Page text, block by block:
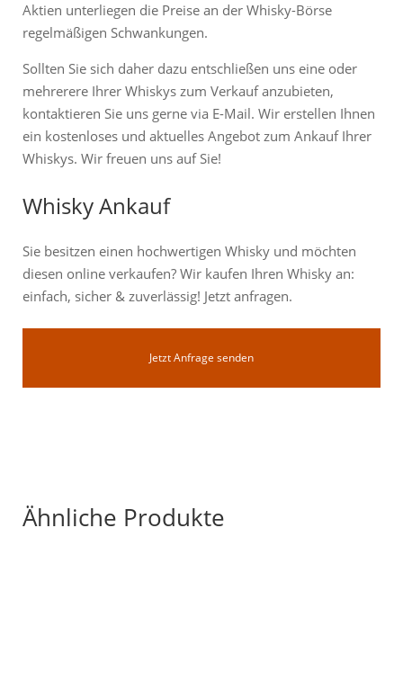
Aktien unterliegen die Preise an der Whisky-Börse
regelmäßigen Schwankungen.
Sollten Sie sich daher dazu entschließen uns eine oder
mehrerere Ihrer Whiskys zum Verkauf anzubieten,
kontaktieren Sie uns gerne via E-Mail. Wir erstellen Ihnen
ein kostenloses und aktuelles Angebot zum Ankauf Ihrer
Whiskys. Wir freuen uns auf Sie!
Whisky Ankauf
Sie besitzen einen hochwertigen Whisky und möchten
diesen online verkaufen? Wir kaufen Ihren Whisky an:
einfach, sicher & zuverlässig! Jetzt anfragen.
Jetzt Anfrage senden
Ähnliche Produkte